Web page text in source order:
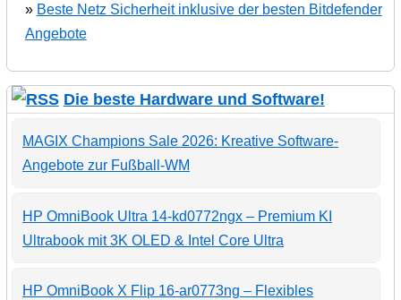
» Beste Netz Sicherheit inklusive der besten Bitdefender
Angebote
Die beste Hardware und Software!
MAGIX Champions Sale 2026: Kreative Software-
Angebote zur Fußball-WM
HP OmniBook Ultra 14-kd0772ngx – Premium KI
Ultrabook mit 3K OLED & Intel Core Ultra
HP OmniBook X Flip 16-ar0773ng – Flexibles